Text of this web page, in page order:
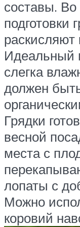
составы.
подготовки
раскисляют
Идеальный
слегка
должен
Грядки
весной
места с
лопаты с
Можно
коровий